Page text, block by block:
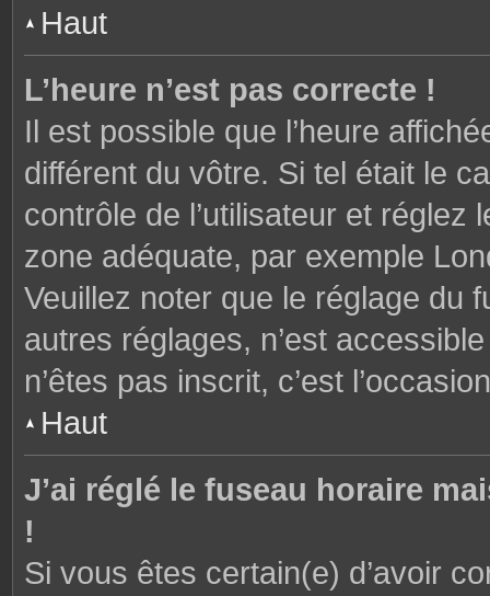
Haut
L’heure n’est pas correcte !
Il est possible que l’heure
différent du vôtre. Si tel était le
contrôle de l’utilisateur et
zone adéquate, par exemple
Veuillez noter que le réglage du
autres réglages, n’est
n’êtes pas inscrit, c’est
Haut
J’ai réglé le fuseau horaire
!
Si vous êtes certain(e) d’avoir